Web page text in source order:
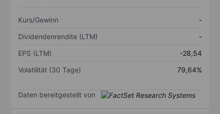
Kurs/Gewinn
-
Dividendenrendite (LTM)
-
EPS (LTM)
-28,54
Volatilität (30 Tage)
79,64%
Daten bereitgestellt von